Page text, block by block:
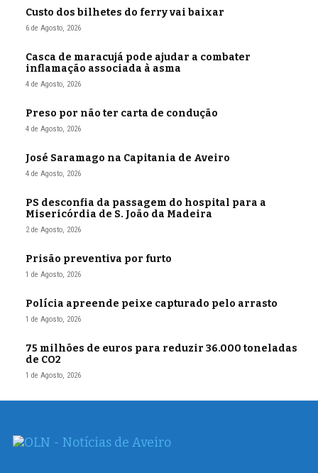
Custo dos bilhetes do ferry vai baixar
6 de Agosto, 2026
Casca de maracujá pode ajudar a combater
inflamação associada à asma
4 de Agosto, 2026
Preso por não ter carta de condução
4 de Agosto, 2026
José Saramago na Capitania de Aveiro
4 de Agosto, 2026
PS desconfia da passagem do hospital para a
Misericórdia de S. João da Madeira
2 de Agosto, 2026
Prisão preventiva por furto
1 de Agosto, 2026
Polícia apreende peixe capturado pelo arrasto
1 de Agosto, 2026
75 milhões de euros para reduzir 36.000 toneladas
de CO2
1 de Agosto, 2026